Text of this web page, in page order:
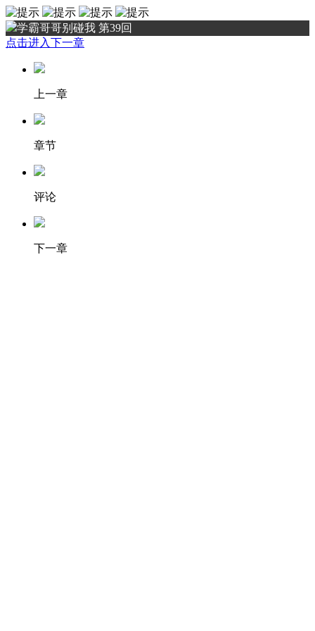
学霸哥哥别碰我 第39回
点击进入下一章
上一章
章节
评论
下一章